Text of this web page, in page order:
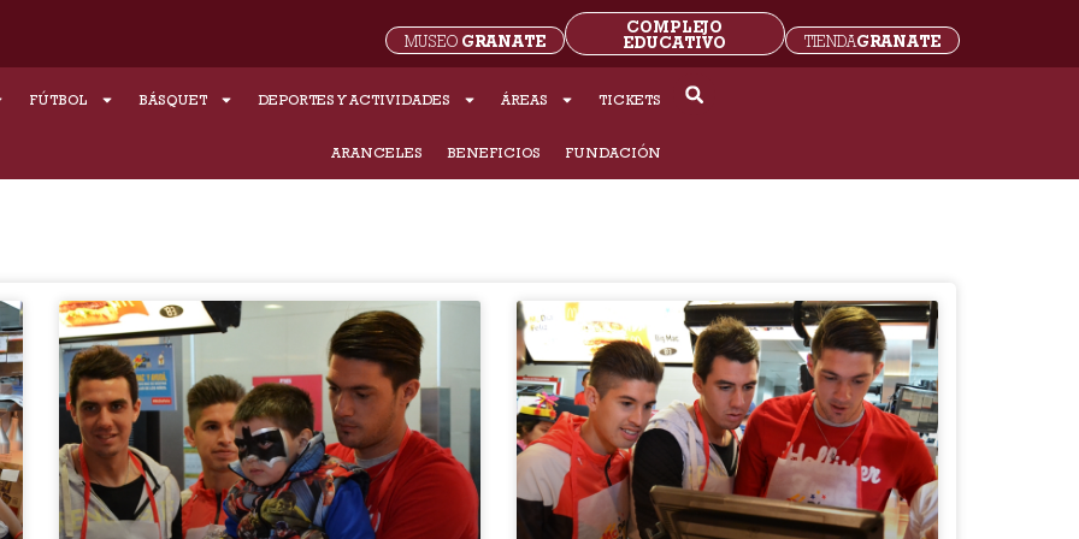
TIENDAGRANATE
COMPLEJO
EDUCATIVO
MUSEO GRANATE
FÚTBOL BÁSQUET DEPORTES Y ACTIVIDADES ÁREAS TICKETS
ARANCELES BENEFICIOS FUNDACIÓN